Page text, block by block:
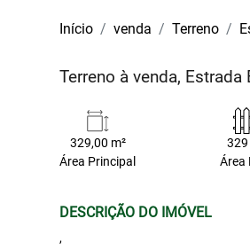
Início venda Terreno
Terreno à venda,
329,00 m²
Área Principal
329
Área
DESCRIÇÃO DO IMÓVEL
,